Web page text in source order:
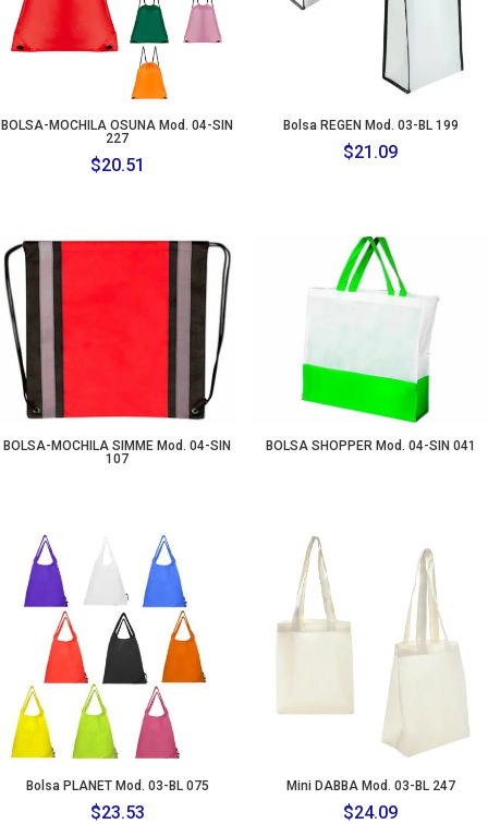
BOLSA-MOCHILA OSUNA Mod. 04-SIN
227
$20.51
Bolsa REGEN Mod. 03-BL 199
$21.09
BOLSA-MOCHILA SIMME Mod. 04-SIN
107
BOLSA SHOPPER Mod. 04-SIN 041
Bolsa PLANET Mod. 03-BL 075
$23.53
Mini DABBA Mod. 03-BL 247
$24.09